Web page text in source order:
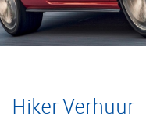
Hiker Verhuur